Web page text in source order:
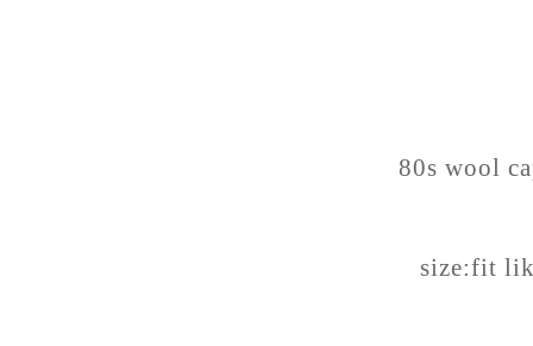
80s wool
size:fit